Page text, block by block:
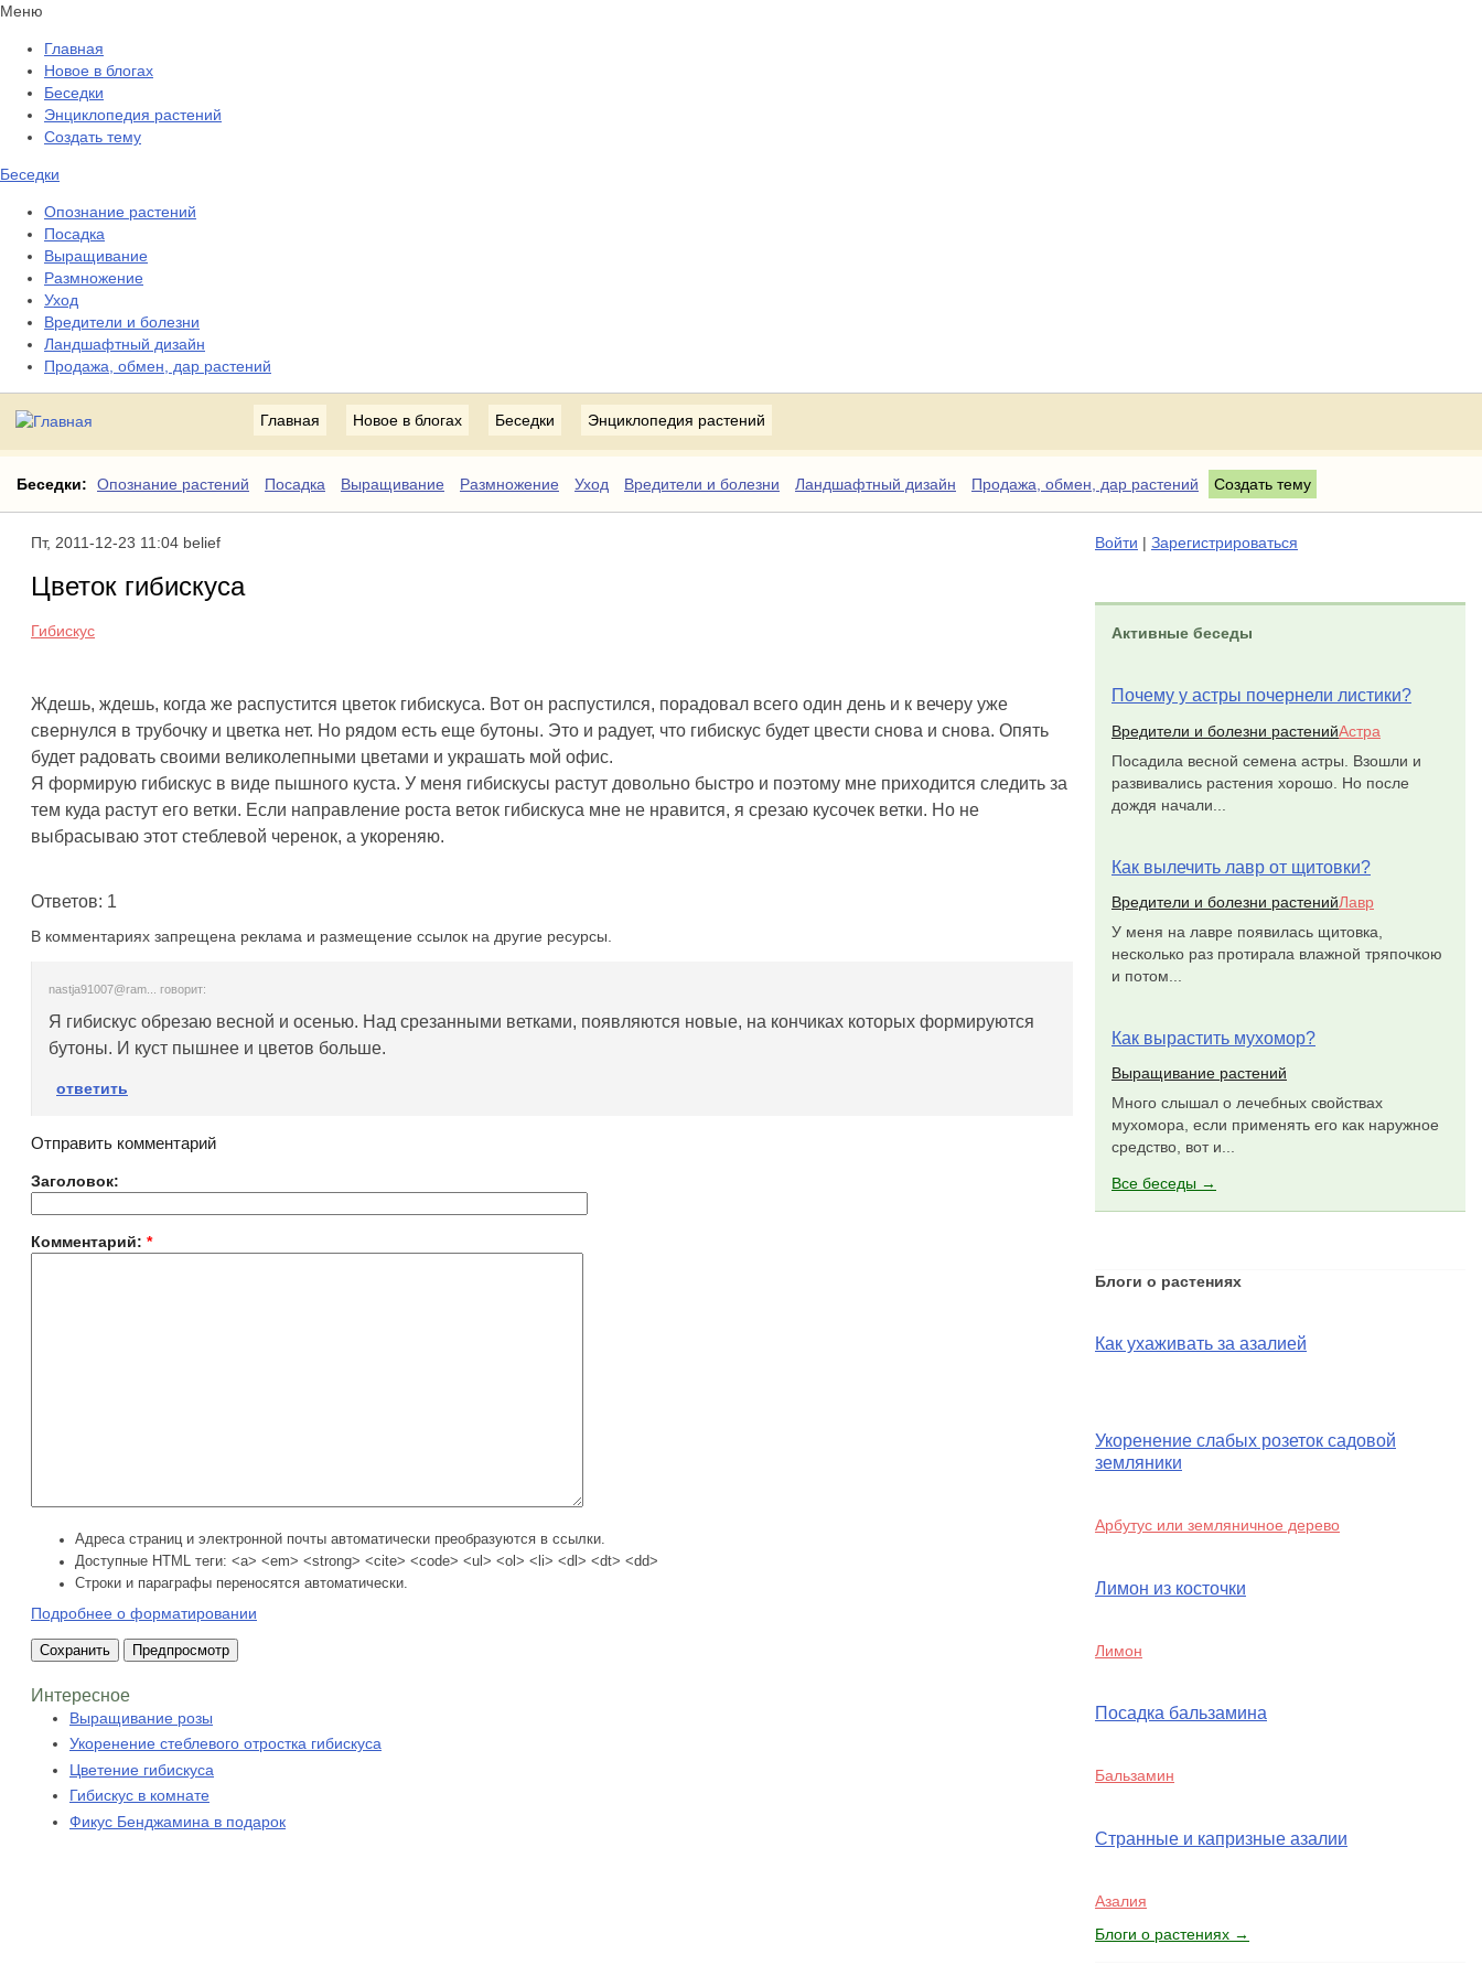
Меню
Главная
Новое в блогах
Беседки
Энциклопедия растений
Создать тему
Беседки
Опознание растений
Посадка
Выращивание
Размножение
Уход
Вредители и болезни
Ландшафтный дизайн
Продажа, обмен, дар растений
Главная Новое в блогах Беседки Энциклопедия растений
Беседки: Опознание растений Посадка Выращивание Размножение Уход Вредители и болезни Ландшафтный дизайн Продажа, обмен, дар растений Создать тему
Пт, 2011-12-23 11:04 belief
Цветок гибискуса
Гибискус
Ждешь, ждешь, когда же распустится цветок гибискуса. Вот он распустился, порадовал всего один день и к вечеру уже
свернулся в трубочку и цветка нет. Но рядом есть еще бутоны. Это и радует, что гибискус будет цвести снова и снова. Опять
будет радовать своими великолепными цветами и украшать мой офис.
Я формирую гибискус в виде пышного куста. У меня гибискусы растут довольно быстро и поэтому мне приходится следить за
тем куда растут его ветки. Если направление роста веток гибискуса мне не нравится, я срезаю кусочек ветки. Но не
выбрасываю этот стеблевой черенок, а укореняю.
Ответов: 1
В комментариях запрещена реклама и размещение ссылок на другие ресурсы.
nastja91007@ram... говорит:
Я гибискус обрезаю весной и осенью. Над срезанными ветками, появляются новые, на кончиках которых формируются
бутоны. И куст пышнее и цветов больше.
ответить
Отправить комментарий
Заголовок:
Комментарий: *
Адреса страниц и электронной почты автоматически преобразуются в ссылки.
Доступные HTML теги: <a> <em> <strong> <cite> <code> <ul> <ol> <li> <dl> <dt> <dd>
Строки и параграфы переносятся автоматически.
Подробнее о форматировании
Интересное
Выращивание розы
Укоренение стеблевого отростка гибискуса
Цветение гибискуса
Гибискус в комнате
Фикус Бенджамина в подарок
Войти | Зарегистрироваться
Активные беседы
Почему у астры почернели листики?
Вредители и болезни растенийАстра
Посадила весной семена астры. Взошли и
развивались растения хорошо. Но после
дождя начали...
Как вылечить лавр от щитовки?
Вредители и болезни растенийЛавр
У меня на лавре появилась щитовка,
несколько раз протирала влажной тряпочкою
и потом...
Как вырастить мухомор?
Выращивание растений
Много слышал о лечебных свойствах
мухомора, если применять его как наружное
средство, вот и...
Все беседы →
Блоги о растениях
Как ухаживать за азалией
Укоренение слабых розеток садовой
земляники
Арбутус или земляничное дерево
Лимон из косточки
Лимон
Посадка бальзамина
Бальзамин
Странные и капризные азалии
Азалия
Блоги о растениях →